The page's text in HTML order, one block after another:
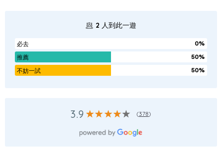
2 人到此一遊
必去
0%
推薦
50%
不妨一試
50%
3.9 (378)